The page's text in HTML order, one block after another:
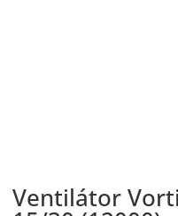
Ventilátor